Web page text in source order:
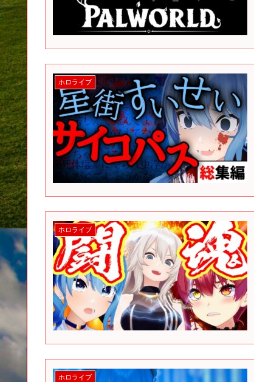
ホロライブ
ホロライブ
ホロライブ